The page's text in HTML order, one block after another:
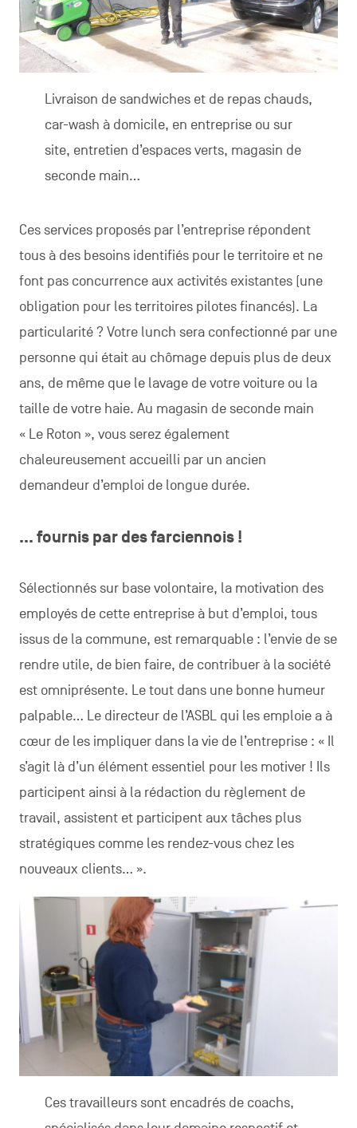
Livraison de sandwiches et de repas chauds,
car-wash à domicile, en entreprise ou sur
site, entretien d’espaces verts, magasin de
seconde main…
Ces services proposés par l’entreprise répondent
tous à des besoins identifiés pour le territoire et ne
font pas concurrence aux activités existantes (une
obligation pour les territoires pilotes financés). La
particularité ? Votre lunch sera confectionné par une
personne qui était au chômage depuis plus de deux
ans, de même que le lavage de votre voiture ou la
taille de votre haie. Au magasin de seconde main
« Le Roton », vous serez également
chaleureusement accueilli par un ancien
demandeur d’emploi de longue durée.
… fournis par des farciennois !
Sélectionnés sur base volontaire, la motivation des
employés de cette entreprise à but d’emploi, tous
issus de la commune, est remarquable : l’envie de se
rendre utile, de bien faire, de contribuer à la société
est omniprésente. Le tout dans une bonne humeur
palpable… Le directeur de l’ASBL qui les emploie a à
cœur de les impliquer dans la vie de l’entreprise : « Il
s’agit là d’un élément essentiel pour les motiver ! Ils
participent ainsi à la rédaction du règlement de
travail, assistent et participent aux tâches plus
stratégiques comme les rendez-vous chez les
nouveaux clients… ».
Ces travailleurs sont encadrés de coachs,